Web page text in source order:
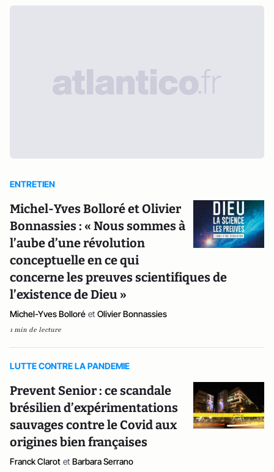
ENTRETIEN
Michel-Yves Bolloré et Olivier
Bonnassies : « Nous sommes à
l’aube d’une révolution
conceptuelle en ce qui
concerne les preuves scientifiques de
l’existence de Dieu »
Michel-Yves Bolloré et Olivier Bonnassies
1 min de lecture
LUTTE CONTRE LA PANDEMIE
Prevent Senior : ce scandale
brésilien d’expérimentations
sauvages contre le Covid aux
origines bien françaises
Franck Clarot et Barbara Serrano